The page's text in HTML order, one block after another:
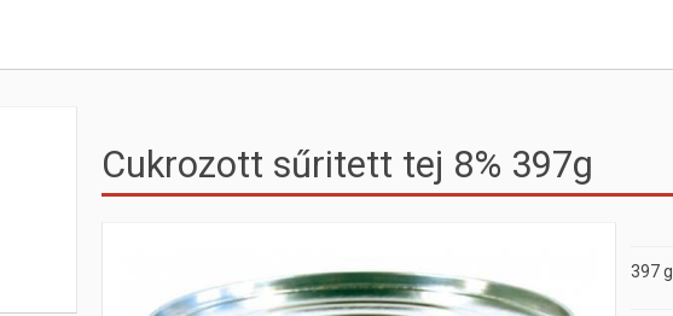
Cukrozott sűritett tej 8% 397g
397 g